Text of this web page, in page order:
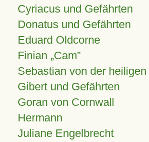
Cyriacus und Gefährten
Donatus und Gefährten
Eduard Oldcorne
Finian Cam
Sebastian von der
Gibert und Gefährten
Goran von Cornwall
Hermann
Juliane Engelbrecht